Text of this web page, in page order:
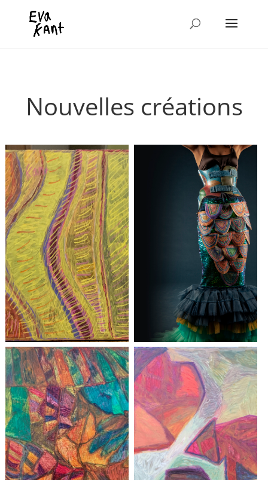
Nouvelles créations